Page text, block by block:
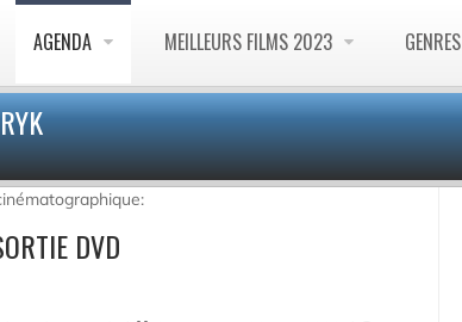
AGENDA MEILLEURS FILMS 2023 GENRES
DVD